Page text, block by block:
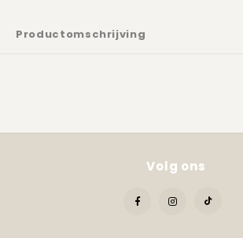
Productomschrijving
Volg ons